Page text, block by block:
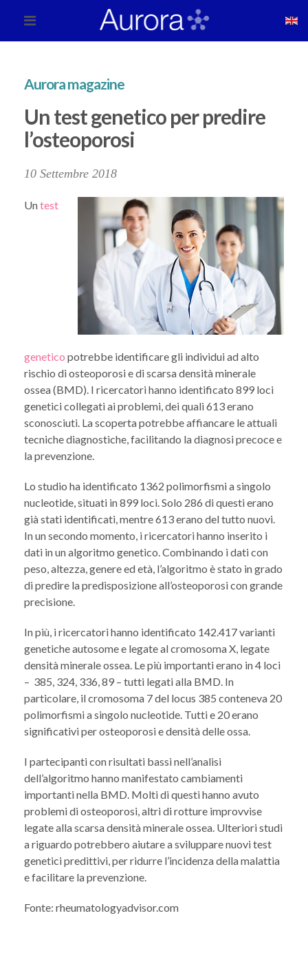
Aurora magazine
Un test genetico per predire
l’osteoporosi
10 Settembre 2018
Untest
genetico potrebbe identificare gli individui ad alto
rischio di osteoporosi e di scarsa densità minerale
ossea (BMD). I ricercatori hanno identificato 899 loci
genetici collegati ai problemi, dei quali 613 erano
sconosciuti. La scoperta potrebbe affiancare le attuali
tecniche diagnostiche, facilitando la diagnosi precoce e
la prevenzione.
Lo studio ha identificato 1362 polimorfismi a singolo
nucleotide, situati in 899 loci. Solo 286 di questi erano
già stati identificati, mentre 613 erano del tutto nuovi.
In un secondo momento, i ricercatori hanno inserito i
dati in un algoritmo genetico. Combinando i dati con
peso, altezza, genere ed età, l’algoritmo è stato in grado
di predire la predisposizione all’osteoporosi con grande
precisione.
In più, i ricercatori hanno identificato 142.417 varianti
genetiche autosome e legate al cromosoma X, legate
densità minerale ossea. Le più importanti erano in 4 loci
– 385, 324, 336, 89 – tutti legati alla BMD. In
particolare, il cromosoma 7 del locus 385 conteneva 20
polimorfismi a singolo nucleotide. Tutti e 20 erano
significativi per osteoporosi e densità delle ossa.
I partecipanti con risultati bassi nell’analisi
dell’algoritmo hanno manifestato cambiamenti
importanti nella BMD. Molti di questi hanno avuto
problemi di osteoporosi, altri di rotture improvvise
legate alla scarsa densità minerale ossea. Ulteriori studi
a riguardo potrebbero aiutare a sviluppare nuovi test
genetici predittivi, per ridurre l’incidenza della malattia
e facilitare la prevenzione.
Fonte: rheumatologyadvisor.com